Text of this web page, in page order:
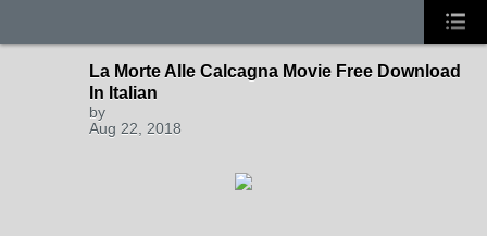
La Morte Alle Calcagna Movie Free Download
In Italian
by
Aug 22, 2018